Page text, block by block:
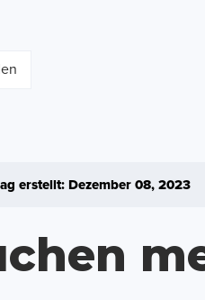
erstellt: Dezember 08, 2023